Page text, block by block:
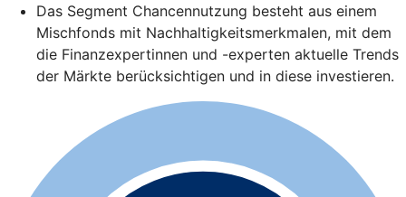
Das Segment Chancennutzung besteht aus einem
Mischfonds mit Nachhaltigkeitsmerkmalen, mit dem
die Finanzexpertinnen und -experten aktuelle Trends
der Märkte berücksichtigen und in diese investieren.